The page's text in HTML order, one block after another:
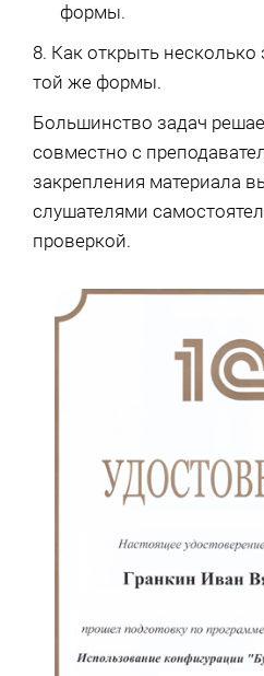
формы.
8. Как открыть
той же формы.
Большинство задач
совместно с
закрепления материала
слушателями
проверкой.